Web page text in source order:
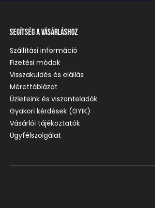
Segítség a vásárláshoz
Szállítási információ
Fizetési módok
Visszaküldés és elállás
Mérettáblázat
Üzleteink és viszonteladók
Gyakori kérdések (GYIK)
Vásárlói tájékoztatók
Ügyfélszolgálat